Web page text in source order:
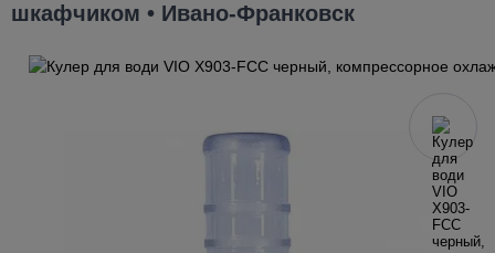
шкафчиком • Ивано-Франковск